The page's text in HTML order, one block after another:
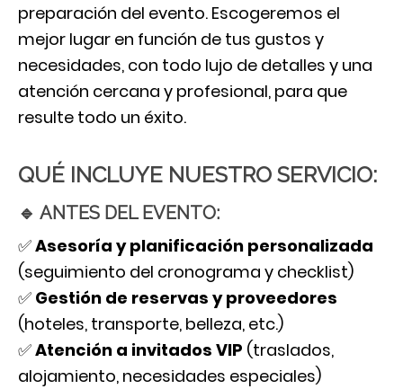
preparación del evento. Escogeremos el
mejor lugar en función de tus gustos y
necesidades, con todo lujo de detalles y una
atención cercana y profesional, para que
resulte todo un éxito.
QUÉ INCLUYE NUESTRO SERVICIO:
🔹 ANTES DEL EVENTO:
✅Asesoría y planificación personalizada
(seguimiento del cronograma y checklist)
✅ Gestión de reservas y proveedores
(hoteles, transporte, belleza, etc.)
✅Atención a invitados VIP (traslados,
alojamiento, necesidades especiales)